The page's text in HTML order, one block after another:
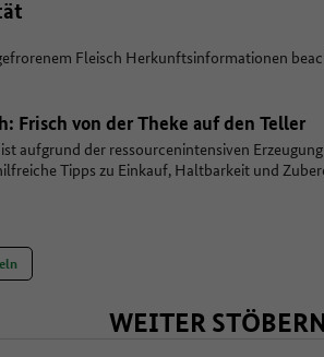
Fleisch Herkunftsinformationen
Frisch von der Theke auf den Teller
aufgrund der ressourcenintensiven
Tipps zu Einkauf, Haltbarkeit und
WEITER